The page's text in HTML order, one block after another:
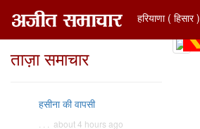
हरियाणा ( हिसार )
ताज़ा समाचार
हसीना की वापसी
. . . about 4 hours ago